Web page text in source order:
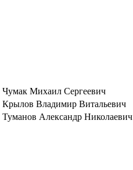
Чумак Михаил Сергеевич
Крылов Владимир Витальевич
Туманов Александр Николаевич